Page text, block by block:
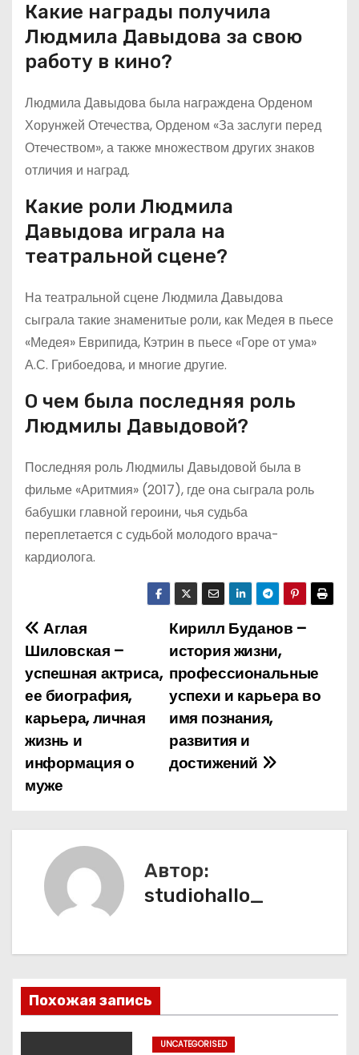
Какие награды получила
Людмила Давыдова за свою
работу в кино?
Людмила Давыдова была награждена Орденом
Хорунжей Отечества, Орденом «За заслуги перед
Отечеством», а также множеством других знаков
отличия и наград.
Какие роли Людмила
Давыдова играла на
театральной сцене?
На театральной сцене Людмила Давыдова
сыграла такие знаменитые роли, как Медея в пьесе
«Медея» Еврипида, Кэтрин в пьесе «Горе от ума»
А.С. Грибоедова, и многие другие.
О чем была последняя роль
Людмилы Давыдовой?
Последняя роль Людмилы Давыдовой была в
фильме «Аритмия» (2017), где она сыграла роль
бабушки главной героини, чья судьба
переплетается с судьбой молодого врача-
кардиолога.
Н
а
в
и
г
а
ц
з
а
Кирилл Буданов –
история жизни,
профессиональные
успехи и карьера во
имя познания,
развития и
достижений
Аглая
Шиловская –
успешная актриса,
ее биография,
карьера, личная
жизнь и
информация о
муже
Автор:
studiohallo_
Похожая запись
UNCATEGORISED